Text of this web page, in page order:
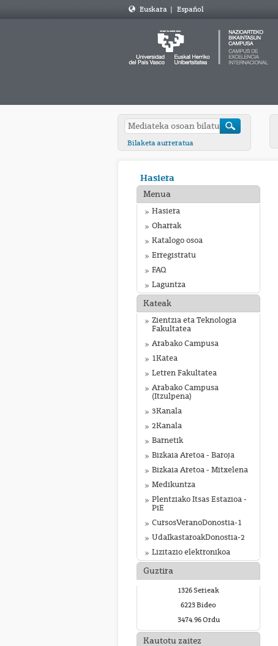
Euskara | Español
Bilaketa aurreratua
Hasiera
Menua
Hasiera
Oharrak
Katalogo osoa
Erregistratu
FAQ
Laguntza
Kateak
Zientzia eta Teknologia
Fakultatea
Arabako Campusa
1Katea
Letren Fakultatea
Arabako Campusa
(Itzulpena)
3Kanala
2Kanala
Barnetik
Bizkaia Aretoa - Baroja
Bizkaia Aretoa - Mitxelena
Medikuntza
Plentziako Itsas Estazioa -
PiE
CursosVeranoDonostia-1
UdaIkastaroakDonostia-2
Lizitazio elektronikoa
Guztira
1326 Serieak
6223 Bideo
3474.96 Ordu
Kautotu zaitez